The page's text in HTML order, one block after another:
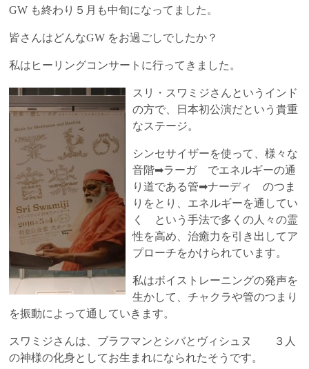
GW も終わり５月も中旬になってました。
皆さんはどんなGW をお過ごしでしたか？
私はヒーリングコンサートに行ってきました。
スリ・スワミジさんというインド
の方で、日本初公演だという貴重
なステージ。
シンセサイザーを使って、様々な
音階➡ラーガ でエネルギーの通
り道である管➡ナーディ のつま
りをとり、エネルギーを通してい
く という手法で多くの人々の霊
性を高め、治癒力を引き出してア
プローチをかけられています。
私はボイストレーニングの発声を
生かして、チャクラや管のつまり
を振動によって通していきます。
スワミジさんは、ブラフマンとシバとヴィシュヌ ３人
の神様の化身としてお生まれになられたそうです。